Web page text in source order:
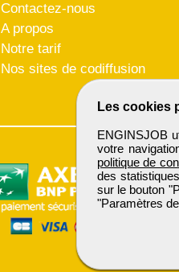
Les cookies
ENGINSJOB
votre
politique de
des
sur le bouton
"Paramètres
Contactez-nous
A propos
Notre tarif
Nos sites de codiffusion